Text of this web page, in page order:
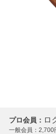
プロ会員： ロ
一般会員： 2,700